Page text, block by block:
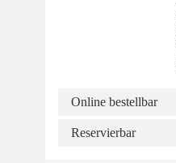
Online bestellbar
Reservierbar